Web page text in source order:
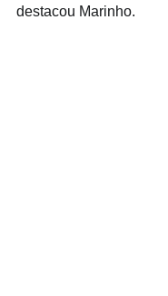
destacou Marinho.